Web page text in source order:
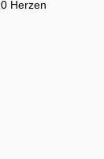
0 Herzen